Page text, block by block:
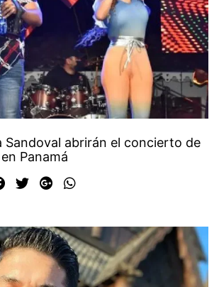
Sandoval abrirán el concierto de
Panamá